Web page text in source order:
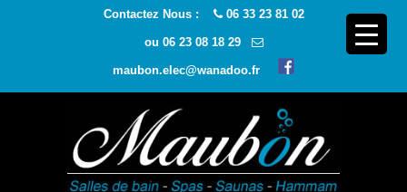
Contactez Nous : 06 33 23 81 02
ou 06 23 08 18 29
maubon.elec@wanadoo.fr